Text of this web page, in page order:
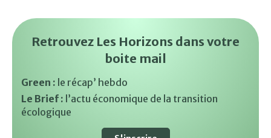
Retrouvez Les Horizons dans votre
boite mail
Green : le récap’ hebdo
Le Brief : l’actu économique de la transition
écologique